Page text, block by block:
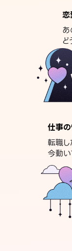
ど
仕事
転職し
今動